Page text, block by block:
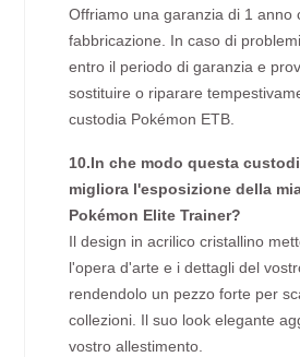
Offriamo una garanzia di 1 anno
fabbricazione. In caso di
entro il periodo di garanzia e
sostituire o riparare
custodia Pokémon ETB.
10.In che modo questa
migliora l'esposizione della
Pokémon Elite Trainer?
Il design in acrilico cristallino
l'opera d'arte e i dettagli del
rendendolo un pezzo forte per
collezioni. Il suo look elegante
vostro allestimento.